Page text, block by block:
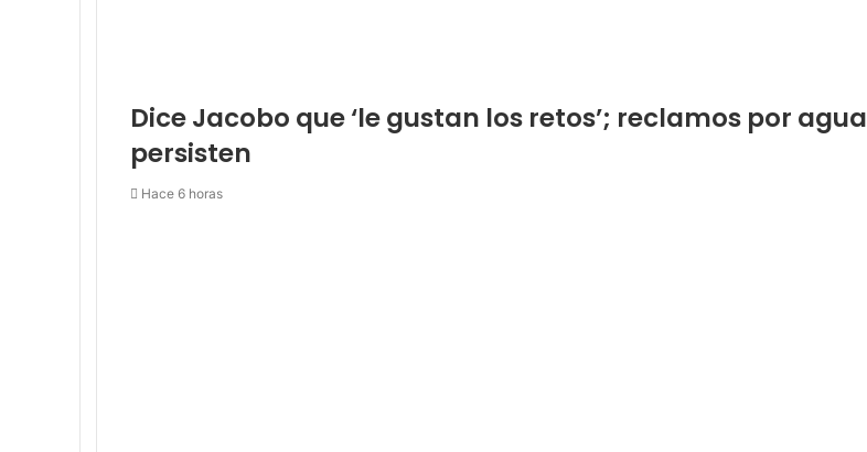
Dice Jacobo que ‘le gustan los retos’; reclamos por agua
persisten
Hace 6 horas